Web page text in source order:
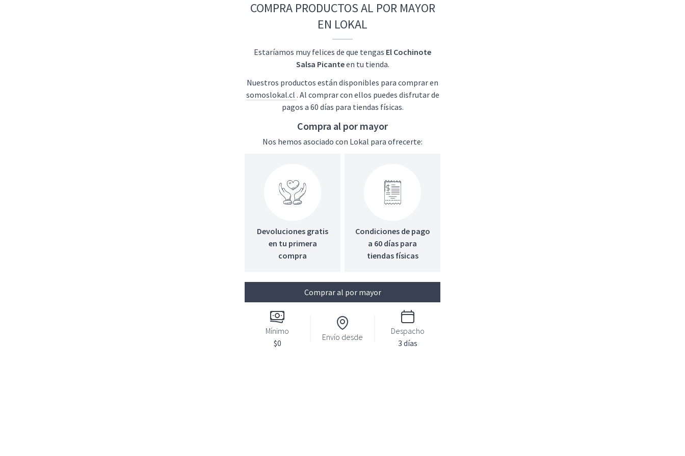
COMPRA PRODUCTOS AL POR MAYOR
EN LOKAL
Estaríamos muy felices de que tengas El Cochinote
Salsa Picanteen tu tienda.
Nuestros productos están disponibles para comprar en
somoslokal.cl . Al comprar con ellos puedes disfrutar de
pagos a 60 días para tiendas físicas.
Compra al por mayor
Nos hemos asociado con Lokal para ofrecerte:
Devoluciones gratis
en tu primera
compra
Condiciones de pago
a 60 días para
tiendas físicas
Comprar al por mayor
Mínimo
$0
Envío desde
Despacho
3 días